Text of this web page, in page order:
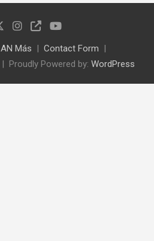
AN Más
Contact Form
Proudly Powered by: WordPress